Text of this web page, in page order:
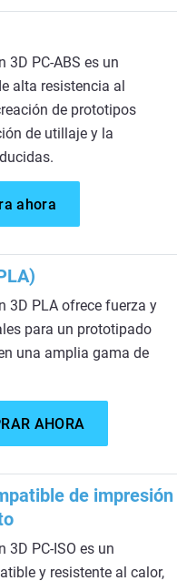
3D PC-ABS es un
alta resistencia al
de prototipos
de utillaje y la
ahora
3D PLA ofrece fuerza y
para un prototipado
una amplia gama de
AHORA
de impresión
3D PC-ISO es un
y resistente al calor,